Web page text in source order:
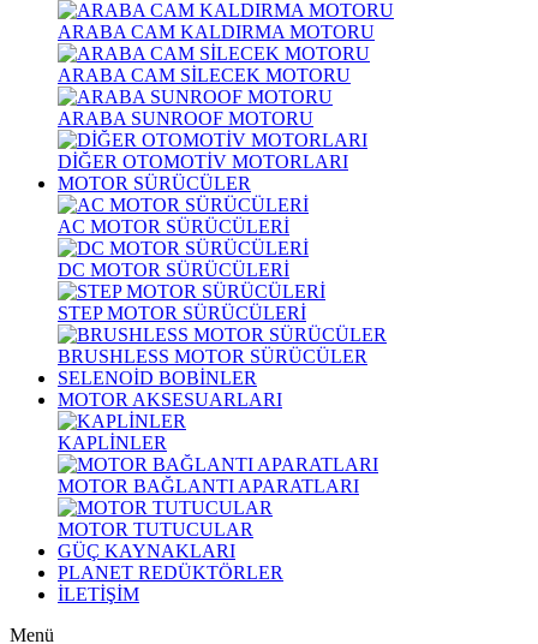
ARABA CAM KALDIRMA MOTORU
ARABA CAM SİLECEK MOTORU
ARABA SUNROOF MOTORU
DİĞER OTOMOTİV MOTORLARI
MOTOR SÜRÜCÜLER
AC MOTOR SÜRÜCÜLERİ
DC MOTOR SÜRÜCÜLERİ
STEP MOTOR SÜRÜCÜLERİ
BRUSHLESS MOTOR SÜRÜCÜLER
SELENOİD BOBİNLER
MOTOR AKSESUARLARI
KAPLİNLER
MOTOR BAĞLANTI APARATLARI
MOTOR TUTUCULAR
GÜÇ KAYNAKLARI
PLANET REDÜKTÖRLER
İLETİŞİM
Menü